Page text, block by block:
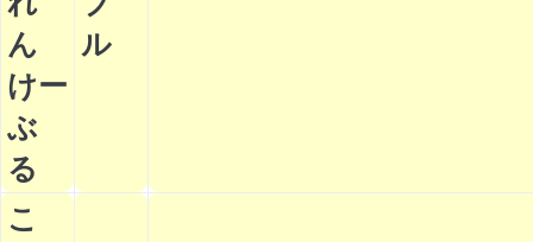
ん
けー
ぶ
る
ル
こ